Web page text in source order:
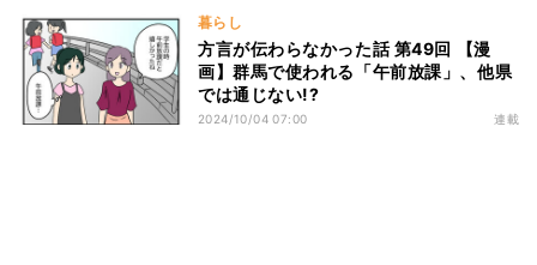
暮らし
方言が伝わらなかった話 第49回 【漫
画】群馬で使われる「午前放課」、他県
では通じない!?
2024/10/04 07:00 連載